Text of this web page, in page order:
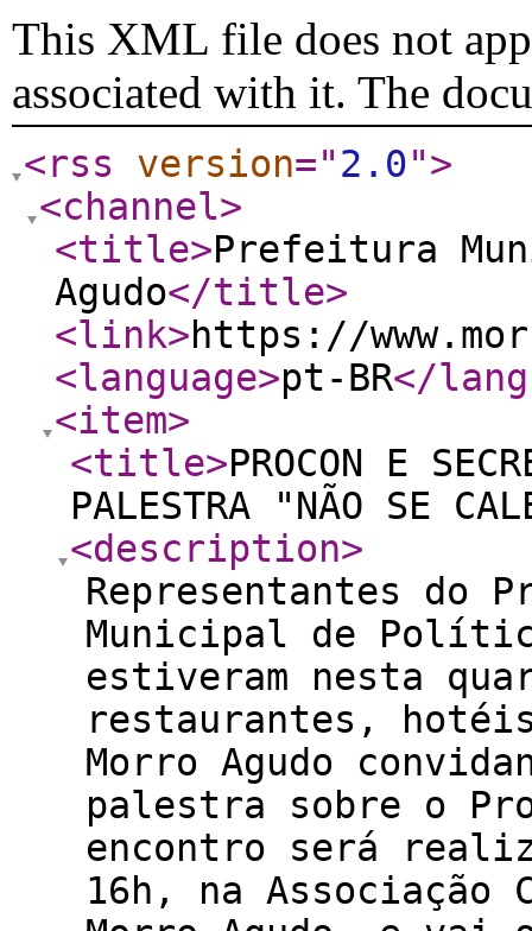
This XML file does not
associated with it. The
<rss version="2.0">
<channel>
<title>Prefeitura
Agudo</title>
<link>https://
<language>pt-BR</
<item>
<title>PROCON E
PALESTRA "NÃO SE
<description>
Representantes do
Municipal de
estiveram nesta
restaurantes,
Morro Agudo
palestra sobre o
encontro será
16h, na